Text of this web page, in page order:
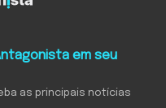
em seu
as principais notícias